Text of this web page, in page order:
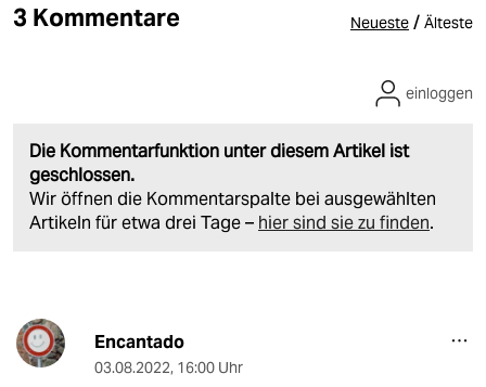
3 Kommentare Neueste / Älteste
Die Kommentarfunktion unter diesem Artikel ist
geschlossen.
Wir öffnen die Kommentarspalte bei ausgewählten
Artikeln für etwa drei Tage – hier sind sie zu finden.
einloggen
Encantado
03.08.2022, 16:00 Uhr